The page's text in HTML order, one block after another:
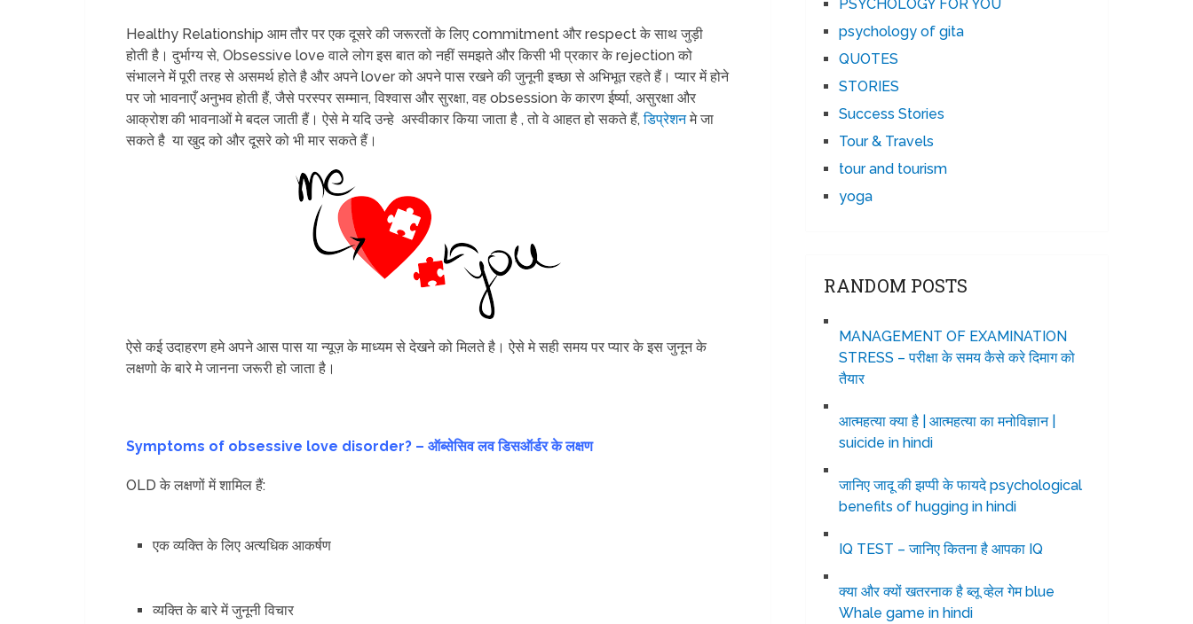
Healthy Relationship आम तौर पर एक दूसरे की जरूरतों के लिए commitment और respect के साथ जुड़ी
होती है। दुर्भाग्य से, Obsessive love वाले लोग इस बात को नहीं समझते और किसी भी प्रकार के rejection को
संभालने में पूरी तरह से असमर्थ होते है और अपने lover को अपने पास रखने की जुनूनी इच्छा से अभिभूत रहते हैं। प्यार में होने
पर जो भावनाएँ अनुभव होती हैं, जैसे परस्पर सम्मान, विश्वास और सुरक्षा, वह obsession के कारण ईर्ष्या, असुरक्षा और
आक्रोश की भावनाओं मे बदल जाती हैं। ऐसे मे यदि उन्हे अस्वीकार किया जाता है , तो वे आहत हो सकते हैं,डिप्रेशनमे जा
सकते है या खुद को और दूसरे को भी मार सकते हैं।
ऐसे कई उदाहरण हमे अपने आस पास या न्यूज़ के माध्यम से देखने को मिलते है। ऐसे मे सही समय पर प्यार के इस जुनून के
लक्षणो के बारे मे जानना जरूरी हो जाता है।
Symptoms of obsessive love disorder? – ऑब्सेसिव लव डिसऑर्डर के लक्षण
OLD के लक्षणों में शामिल हैं:
एक व्यक्ति के लिए अत्यधिक आकर्षण
व्यक्ति के बारे में जुनूनी विचार
PSYCHOLOGY FOR YOU
psychology of gita
QUOTES
STORIES
Success Stories
Tour & Travels
tour and tourism
yoga
RANDOM POSTS
MANAGEMENT OF EXAMINATION
STRESS – परीक्षा के समय कैसे करे दिमाग को
तैयार
आत्महत्या क्या है | आत्महत्या का मनोविज्ञान |
suicide in hindi
जानिए जादू की झप्पी के फायदे psychological
benefits of hugging in hindi
IQ TEST – जानिए कितना है आपका IQ
क्या और क्यों खतरनाक है ब्लू व्हेल गेम blue
Whale game in hindi